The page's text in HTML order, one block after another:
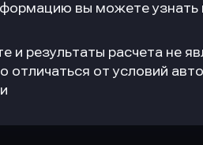
вы можете узнать
и результаты расчета не
отличаться от условий